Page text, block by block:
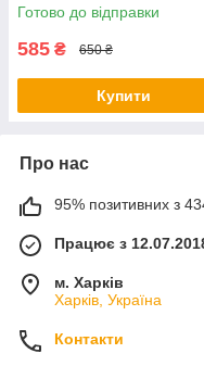
OS) 1035266r
Готово до відправки
585 ₴ 650 ₴
Купити
Про нас
95% позитивних з 434
Працює з
м. Харків
Харків, Україна
Контакти